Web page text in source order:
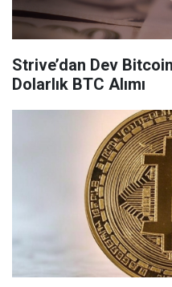
Strive’dan Dev
Dolarlık BTC Alımı